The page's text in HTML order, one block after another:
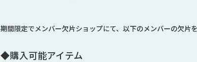
期間限定でメンバー欠片ショップにて、以下のメンバーの欠片
◆購入可能アイテム